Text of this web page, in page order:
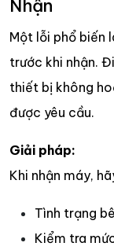
Nhận
Một lỗi phổ biến
trước khi nhận.
thiết bị không
được yêu cầu.
Giải pháp:
Khi nhận máy,
Tình trạng
Kiểm tra